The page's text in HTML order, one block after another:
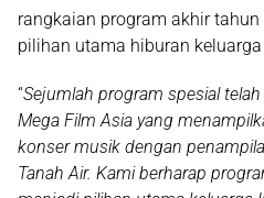
rangkaian program akhir
pilihan utama hiburan
“Sejumlah program spesial
Mega Film Asia yang
konser musik dengan
Tanah Air. Kami berharap